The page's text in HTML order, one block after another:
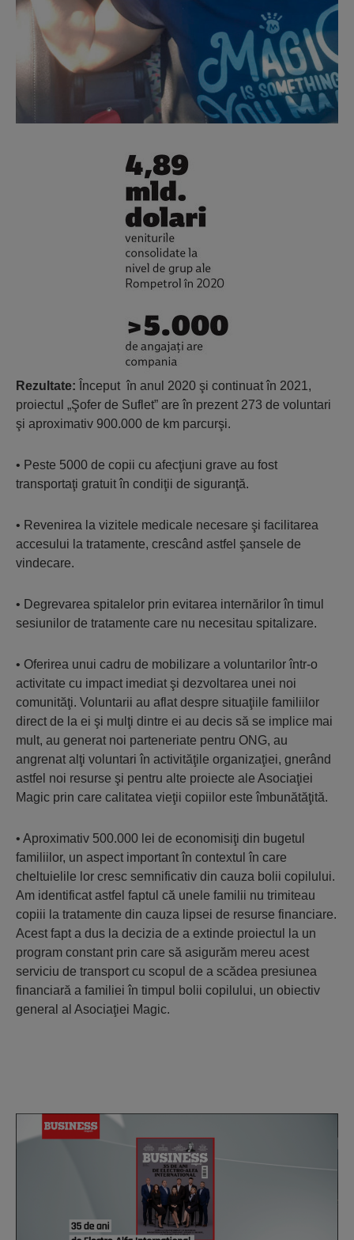
Rezultate: Început în anul 2020 şi continuat în 2021,
proiectul „Şofer de Suflet” are în prezent 273 de voluntari
şi aproximativ 900.000 de km parcurşi.
• Peste 5000 de copii cu afecţiuni grave au fost
transportaţi gratuit în condiţii de siguranţă.
• Revenirea la vizitele medicale necesare şi facilitarea
accesului la tratamente, crescând astfel şansele de
vindecare.
• Degrevarea spitalelor prin evitarea internărilor în timul
sesiunilor de tratamente care nu necesitau spitalizare.
• Oferirea unui cadru de mobilizare a voluntarilor într-o
activitate cu impact imediat şi dezvoltarea unei noi
comunităţi. Voluntarii au aflat despre situaţiile familiilor
direct de la ei şi mulţi dintre ei au decis să se implice mai
mult, au generat noi parteneriate pentru ONG, au
angrenat alţi voluntari în activităţile organizaţiei, gnerând
astfel noi resurse şi pentru alte proiecte ale Asociaţiei
Magic prin care calitatea vieţii copiilor este îmbunătăţită.
• Aproximativ 500.000 lei de economisiţi din bugetul
familiilor, un aspect important în contextul în care
cheltuielile lor cresc semnificativ din cauza bolii copilului.
Am identificat astfel faptul că unele familii nu trimiteau
copiii la tratamente din cauza lipsei de resurse financiare.
Acest fapt a dus la decizia de a extinde proiectul la un
program constant prin care să asigurăm mereu acest
serviciu de transport cu scopul de a scădea presiunea
financiară a familiei în timpul bolii copilului, un obiectiv
general al Asociaţiei Magic.